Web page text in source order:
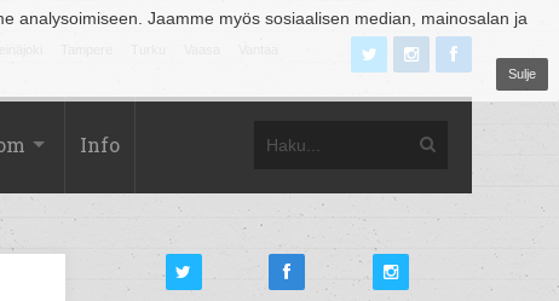
analysoimiseen. Jaamme myös sosiaalisen median, mainosalan ja
Sulje
Info